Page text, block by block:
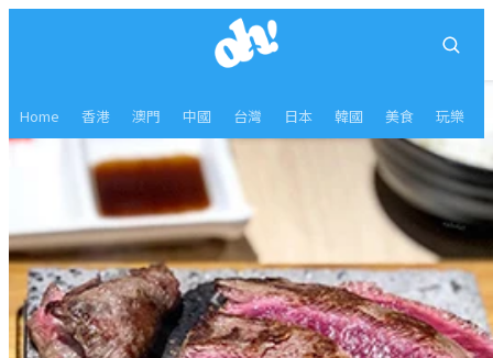
Home 香港 澳門 中國 台灣 日本 韓國 美食 玩樂